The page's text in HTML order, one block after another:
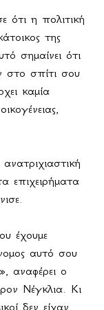
ότι η πολιτική
της
σημαίνει ότι
στο σπίτι σου
καμία
επιχειρήματα
έχουμε
αυτό σου
αναφέρει ο
Νέγκλια. Κι
δεν είχαν